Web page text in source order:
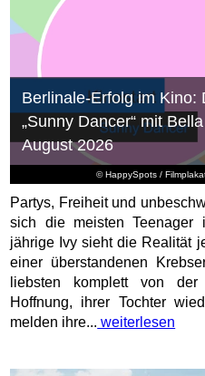
© HappySpots /
Berlinale-Erfolg im Kino:
„Sunny Dancer“ mit
August 2026
Partys, Freiheit und
sich die meisten
jährige Ivy sieht die Realität
einer überstandenen
liebsten komplett von
Hoffnung, ihrer Tochter
melden ihre... weiterlesen